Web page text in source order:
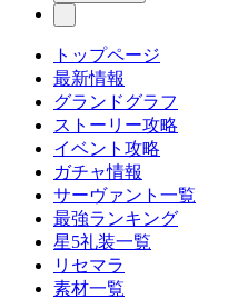
トップページ
最新情報
グランドグラフ
ストーリー攻略
イベント攻略
ガチャ情報
サーヴァント一覧
最強ランキング
星5礼装一覧
リセマラ
素材一覧